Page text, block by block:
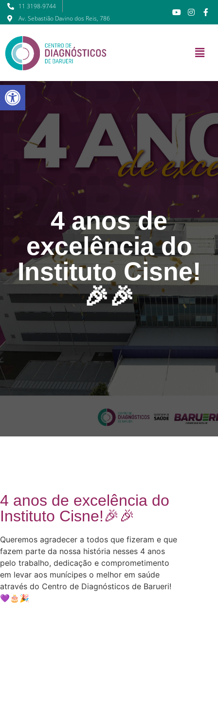
11 3198-9744
Av. Sebastião Davino dos Reis, 786
4 anos de
excelência do
Instituto Cisne!
🎉🎉
4 anos de excelência do
Instituto Cisne!🎉🎉
Queremos agradecer a todos que fizeram e que
fazem parte da nossa história nesses 4 anos
pelo trabalho, dedicação e comprometimento
em levar aos munícipes o melhor em saúde
através do Centro de Diagnósticos de Barueri!
💜🎂🎉
Barra de Ferramentas